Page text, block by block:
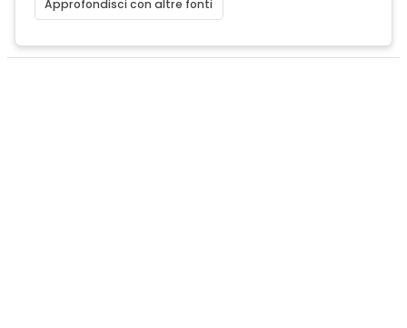
Approfondisci con altre fonti